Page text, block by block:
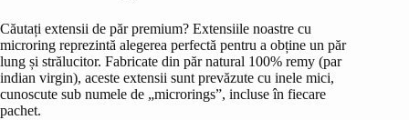
Căutați extensii de păr premium? Extensiile noastre cu
microring reprezintă alegerea perfectă pentru a obține un păr
lung și strălucitor. Fabricate din păr natural 100% remy (par
indian virgin), aceste extensii sunt prevăzute cu inele mici,
cunoscute sub numele de „microrings”, incluse în fiecare
pachet.